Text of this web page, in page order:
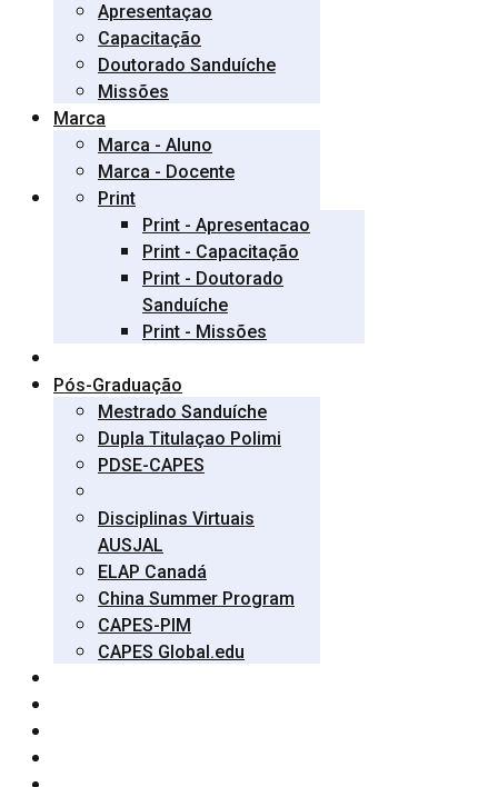
Apresentaçao
Capacitação
Doutorado Sanduíche
Missões
Marca
Marca - Aluno
Marca - Docente
Print
Print - Apresentacao
Print - Capacitação
Print - Doutorado
Sanduíche
Print - Missões
Pós-Graduação
Mestrado Sanduíche
Dupla Titulaçao Polimi
PDSE-CAPES
Disciplinas Virtuais
AUSJAL
ELAP Canadá
China Summer Program
CAPES-PIM
CAPES Global.edu